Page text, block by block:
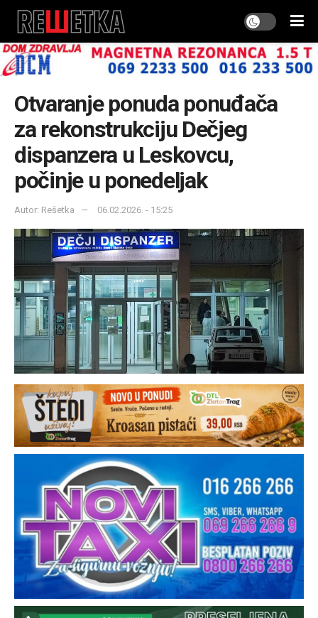
Otvaranje ponuda ponuđača
za rekonstrukciju Dečjeg
dispanzera u Leskovcu,
počinje u ponedeljak
Autor: Rešetka 06.02.2026. - 15:25